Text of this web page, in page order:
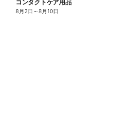
コンタクトケア用品10%OFF
8月2日 ～8月10日